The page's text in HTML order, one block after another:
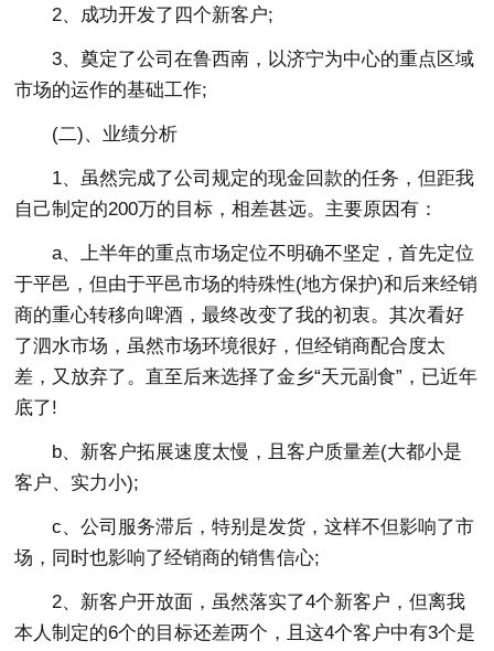
2、成功开发了四个新客户;
3、奠定了公司在鲁西南，以济宁为中心的重点区域
市场的运作的基础工作;
(二)、业绩分析
1、虽然完成了公司规定的现金回款的任务，但距我
自己制定的200万的目标，相差甚远。主要原因有：
a、上半年的重点市场定位不明确不坚定，首先定位
于平邑，但由于平邑市场的特殊性(地方保护)和后来经销
商的重心转移向啤酒，最终改变了我的初衷。其次看好
了泗水市场，虽然市场环境很好，但经销商配合度太
差，又放弃了。直至后来选择了金乡“天元副食”，已近年
底了!
b、新客户拓展速度太慢，且客户质量差(大都小是
客户、实力小);
c、公司服务滞后，特别是发货，这样不但影响了市
场，同时也影响了经销商的销售信心;
2、新客户开放面，虽然落实了4个新客户，但离我
本人制定的6个的目标还差两个，且这4个客户中有3个是